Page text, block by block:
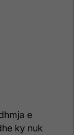
e
ky nuk